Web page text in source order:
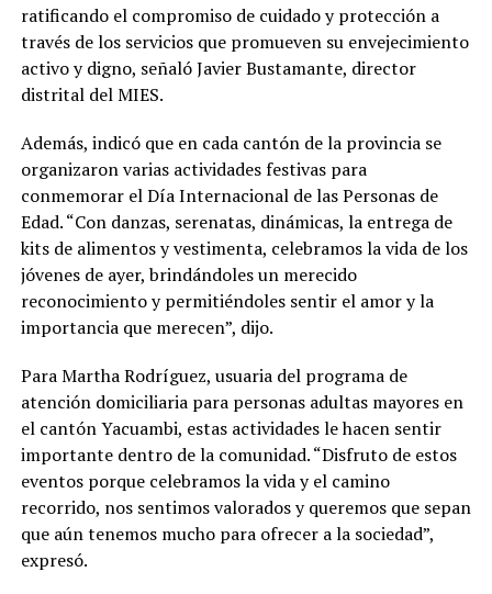
ratificando el compromiso de cuidado y protección a
través de los servicios que promueven su envejecimiento
activo y digno, señaló Javier Bustamante, director
distrital del MIES.
Además, indicó que en cada cantón de la provincia se
organizaron varias actividades festivas para
conmemorar el Día Internacional de las Personas de
Edad. “Con danzas, serenatas, dinámicas, la entrega de
kits de alimentos y vestimenta, celebramos la vida de los
jóvenes de ayer, brindándoles un merecido
reconocimiento y permitiéndoles sentir el amor y la
importancia que merecen”, dijo.
Para Martha Rodríguez, usuaria del programa de
atención domiciliaria para personas adultas mayores en
el cantón Yacuambi, estas actividades le hacen sentir
importante dentro de la comunidad. “Disfruto de estos
eventos porque celebramos la vida y el camino
recorrido, nos sentimos valorados y queremos que sepan
que aún tenemos mucho para ofrecer a la sociedad”,
expresó.